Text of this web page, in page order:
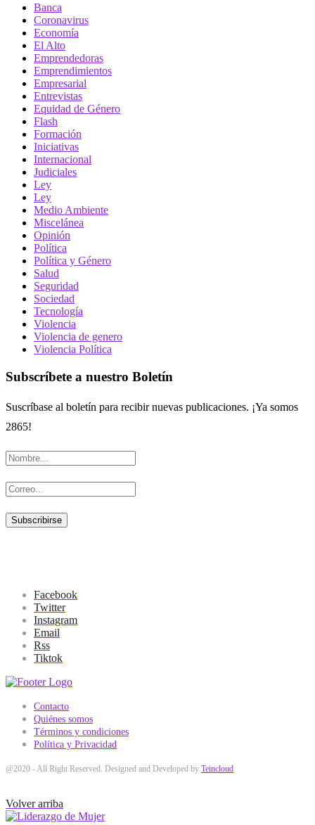
Banca
Coronavirus
Economía
El Alto
Emprendedoras
Emprendimientos
Empresarial
Entrevistas
Equidad de Género
Flash
Formación
Iniciativas
Internacional
Judiciales
Ley
Ley
Medio Ambiente
Miscelánea
Opinión
Política
Política y Género
Salud
Seguridad
Sociedad
Tecnología
Violencia
Violencia de genero
Violencia Política
Subscríbete a nuestro Boletín
Suscríbase al boletín para recibir nuevas publicaciones. ¡Ya somos
2865!
Facebook
Twitter
Instagram
Email
Rss
Tiktok
Contacto
Quiénes somos
Términos y condiciones
Política y Privacidad
@2020 - All Right Reserved. Designed and Developed by Teincloud
Volver arriba